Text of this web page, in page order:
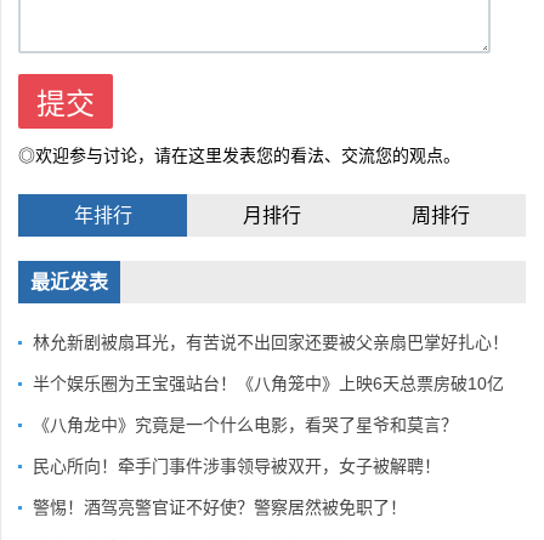
◎欢迎参与讨论，请在这里发表您的看法、交流您的观点。
年排行 月排行 周排行
最近发表
林允新剧被扇耳光，有苦说不出回家还要被父亲扇巴掌好扎心！
半个娱乐圈为王宝强站台！《八角笼中》上映6天总票房破10亿
《八角龙中》究竟是一个什么电影，看哭了星爷和莫言？
民心所向！牵手门事件涉事领导被双开，女子被解聘！
警惕！酒驾亮警官证不好使？警察居然被免职了！